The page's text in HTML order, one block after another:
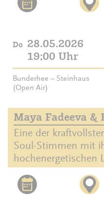
Do 28.05.2026
19:00 Uhr
Bunderhee – Steinhaus
(Open Air)
Maya Fadeeva &
Eine der
Soul-Stimmen mit
hochenergetischen